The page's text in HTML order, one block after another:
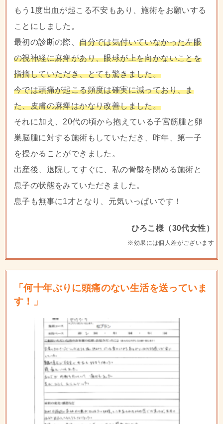
もう1度出血が起こる不安もあり、施術をお願いする
ことにしました。
最初の診断の際、自分では気付いていなかった左眼
の視神経に麻痺があり、眼球が上を向かないことを
指摘していただき、とても驚きました。
今では頭痛が起こる頻度は確実に減っており、ま
た、皮膚の麻痺はかなり改善しました。
それに加え、20代の頃から抱えている子宮筋腫と卵
巣脳腫に対する施術もしていただき、昨年、第一子
を授かることができました。
出産後、退院してすぐに、私の骨盤を閉める施術と
息子の状態をみていただきました。
息子も無事に1才となり、元気いっぱいです！
ひろこ様（30代女性）
※効果には個人差がございます
「何十年ぶりに頭痛のない生活を送っていま
す！」